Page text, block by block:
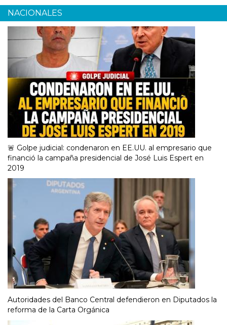
NACIONALES
🚨 Golpe judicial: condenaron en EE.UU. al empresario que
financió la campaña presidencial de José Luis Espert en
2019
Autoridades del Banco Central defendieron en Diputados la
reforma de la Carta Orgánica